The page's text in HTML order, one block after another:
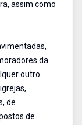
assim como
da
outro
de
de